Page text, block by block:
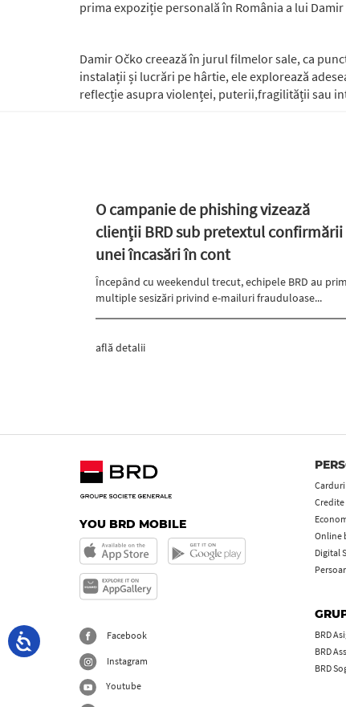
prima expoziție personală în România a lui
Damir Očko creează în jurul filmelor sale, ca
instalații și lucrări pe hârtie, ele explorează
reflecție asupra violenței, puterii,fragilității sau
O campanie de phishing vizează
clienții BRD sub pretextul confirmării
unei încasări în cont
Începând cu weekendul trecut, echipele BRD au
multiple sesizări privind e-mailuri frauduloase...
află detalii
YOU BRD MOBILE
Facebook
Instagram
Youtube
Credite
Online
Digital
BRD
BRD
BRD